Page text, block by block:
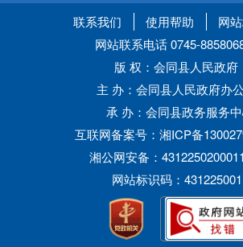
联系我们 使用帮助
网
网站联系电话 0745-
版 权：会同县人民政府
主 办：会同县人民政府办
承 办：会同县政务服务
互联网备案号：湘ICP备
湘公网安备：
网站标识码：